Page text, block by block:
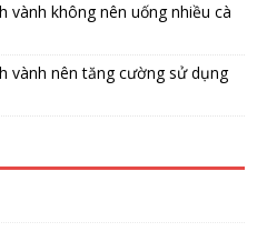
vành không nên uống nhiều cà
vành nên tăng cường sử dụng